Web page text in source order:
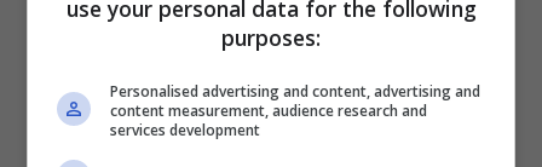
Il succo deilamponi, dellemoree delle
diventa, allora, il rossetto perfetto
use your personal data for the following
purposes:
Personalised advertising and content, advertising and
content measurement, audience research and
services development